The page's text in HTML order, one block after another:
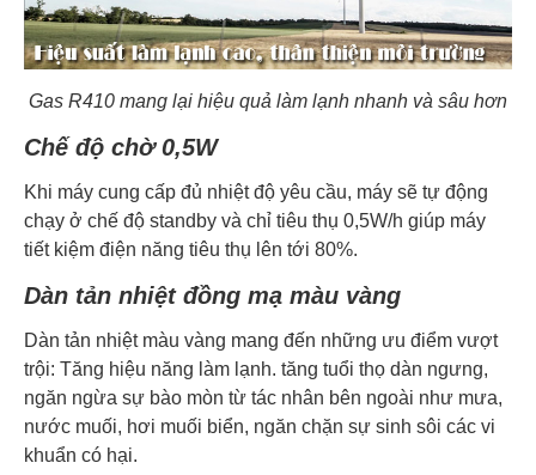
Gas R410 mang lại hiệu quả làm lạnh nhanh và sâu hơn
Chế độ chờ 0,5W
Khi máy cung cấp đủ nhiệt độ yêu cầu, máy sẽ tự động
chạy ở chế độ standby và chỉ tiêu thụ 0,5W/h giúp máy
tiết kiệm điện năng tiêu thụ lên tới 80%.
Dàn tản nhiệt đồng mạ màu vàng
Dàn tản nhiệt màu vàng mang đến những ưu điểm vượt
trội: Tăng hiệu năng làm lạnh. tăng tuổi thọ dàn ngưng,
ngăn ngừa sự bào mòn từ tác nhân bên ngoài như mưa,
nước muối, hơi muối biển, ngăn chặn sự sinh sôi các vi
khuẩn có hại.